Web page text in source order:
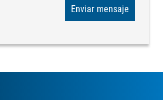
Enviar mensaje